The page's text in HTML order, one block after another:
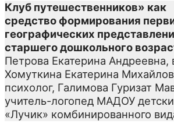
Клуб путешественников» как
средство формирования
географических
старшего дошкольного
Петрова Екатерина Андреевна,
Хомуткина Екатерина
психолог, Галимова Гуризат
учитель-логопед МАДОУ
«Лучик» комбинированного